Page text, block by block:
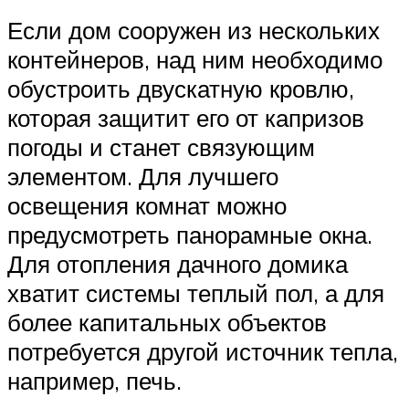
Если дом сооружен из нескольких
контейнеров, над ним необходимо
обустроить двускатную кровлю,
которая защитит его от капризов
погоды и станет связующим
элементом. Для лучшего
освещения комнат можно
предусмотреть панорамные окна.
Для отопления дачного домика
хватит системы теплый пол, а для
более капитальных объектов
потребуется другой источник тепла,
например, печь.